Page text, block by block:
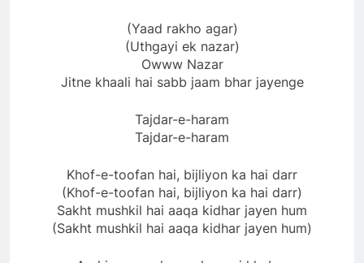
(Yaad rakho agar)
(Uthgayi ek nazar)
Owww Nazar
Jitne khaali hai sabb jaam bhar jayenge
Tajdar-e-haram
Tajdar-e-haram
Khof-e-toofan hai, bijliyon ka hai darr
(Khof-e-toofan hai, bijliyon ka hai darr)
Sakht mushkil hai aaqa kidhar jayen hum
(Sakht mushkil hai aaqa kidhar jayen hum)